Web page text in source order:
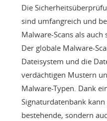
Die
sind umfangreich und
Malware-Scans als auch
Der globale Malware-
Dateisystem und die
verdächtigen Mustern
Malware-Typen. Dank
Signaturdatenbank
bestehende, sondern